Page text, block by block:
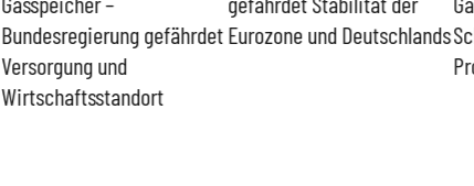
Bundesregierung gefährdet
Versorgung und
Wirtschaftsstandort
Eurozone und Deutschlands